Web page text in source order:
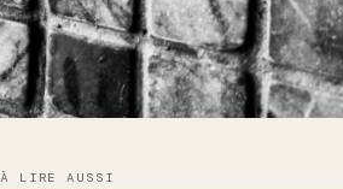
À LIRE AUSSI